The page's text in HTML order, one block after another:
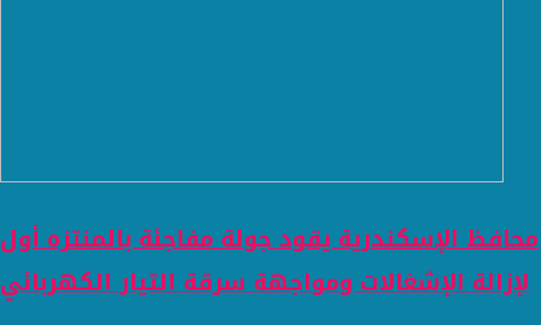
محافظ الإسكندرية يقود جولة مفاجئة بالمنتزه أول
لإزالة الإشغالات ومواجهة سرقة التيار الكهربائي